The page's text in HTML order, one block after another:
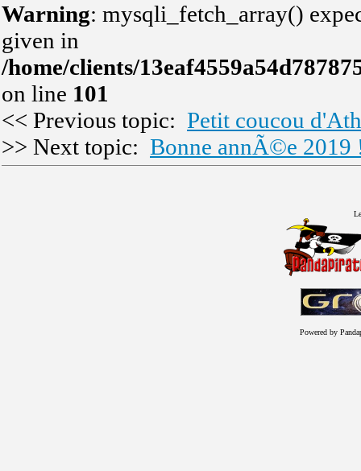
Warning: mysqli_fetch_array()
given in
/home/clients/
on line 101
<< Previous topic: Petit coucou
>> Next topic: Bonne annÃ©e 2019
Powered by